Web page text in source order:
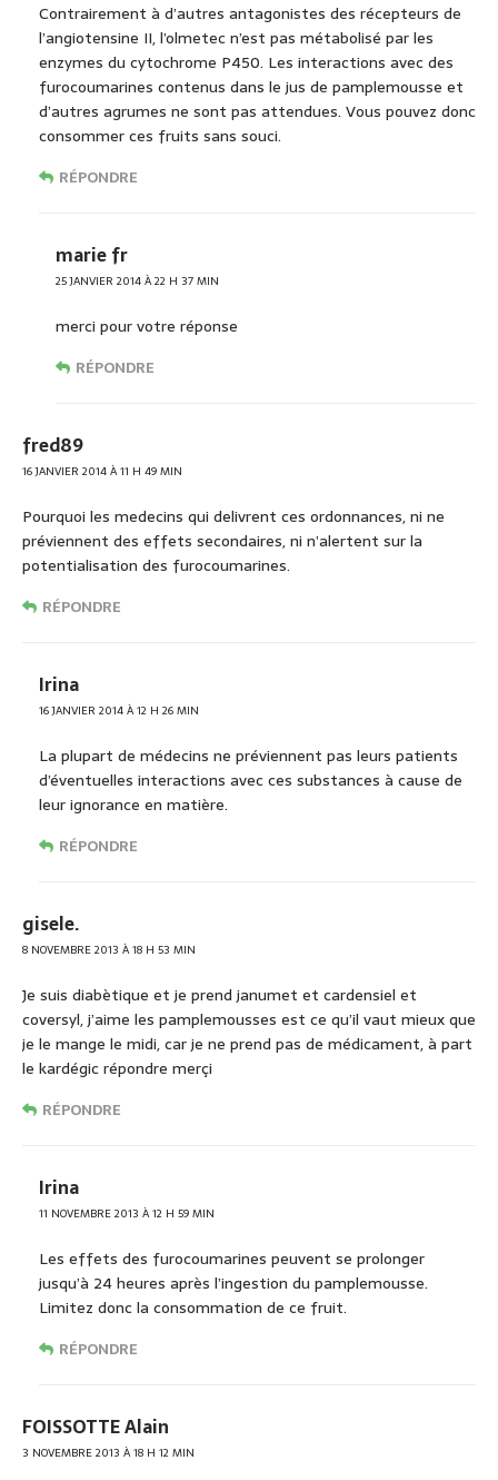
Contrairement à d’autres antagonistes des récepteurs de
l’angiotensine II, l’olmetec n’est pas métabolisé par les
enzymes du cytochrome P450. Les interactions avec des
furocoumarines contenus dans le jus de pamplemousse et
d’autres agrumes ne sont pas attendues. Vous pouvez donc
consommer ces fruits sans souci.
RÉPONDRE
marie fr
25 JANVIER 2014 À 22 H 37 MIN
merci pour votre réponse
RÉPONDRE
fred89
16 JANVIER 2014 À 11 H 49 MIN
Pourquoi les medecins qui delivrent ces ordonnances, ni ne
préviennent des effets secondaires, ni n’alertent sur la
potentialisation des furocoumarines.
RÉPONDRE
Irina
16 JANVIER 2014 À 12 H 26 MIN
La plupart de médecins ne préviennent pas leurs patients
d’éventuelles interactions avec ces substances à cause de
leur ignorance en matière.
RÉPONDRE
gisele.
8 NOVEMBRE 2013 À 18 H 53 MIN
Je suis diabètique et je prend janumet et cardensiel et
coversyl, j’aime les pamplemousses est ce qu’il vaut mieux que
je le mange le midi, car je ne prend pas de médicament, à part
le kardégic répondre merçi
RÉPONDRE
Irina
11 NOVEMBRE 2013 À 12 H 59 MIN
Les effets des furocoumarines peuvent se prolonger
jusqu’à 24 heures après l’ingestion du pamplemousse.
Limitez donc la consommation de ce fruit.
RÉPONDRE
FOISSOTTE Alain
3 NOVEMBRE 2013 À 18 H 12 MIN